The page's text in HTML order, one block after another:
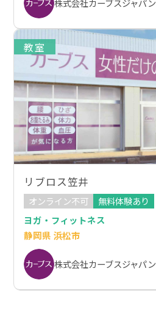
株式会社カーブスジャパン
教室
リブロス笠井
オンライン不可
無料体験あり
ヨガ・フィットネス
静岡県 浜松市
株式会社カーブスジャパン